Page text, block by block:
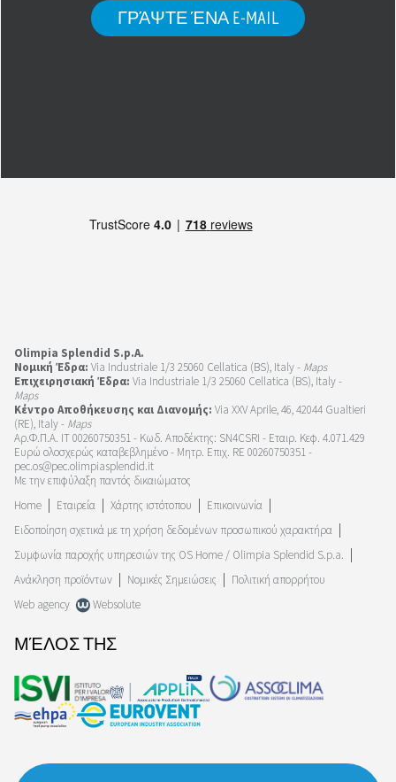
ΓΡΆΨΤΕ ΈΝΑ E-MAIL
Olimpia Splendid S.p.A.
Νομική Έδρα: Via Industriale 1/3 25060 Cellatica (BS), Italy - Maps
Επιχειρησιακή Έδρα: Via Industriale 1/3 25060 Cellatica (BS), Italy -
Maps
Κέντρο Αποθήκευσης και Διανομής: Via XXV Aprile, 46, 42044 Gualtieri
(RE), Italy - Maps
Αρ.Φ.Π.Α. IT 00260750351 - Κωδ. Αποδέκτης: SN4CSRI - Εταιρ. Κεφ. 4.071.429
Ευρώ ολοσχερώς καταβεβλημένο - Μητρ. Επιχ. RE 00260750351 -
pec.os@pec.olimpiasplendid.it
Με την επιφύλαξη παντός δικαιώματος
Home
Εταιρεία Χάρτης ιστότοπου
Επικοινωνία
Ειδοποίηση σχετικά με τη χρήση δεδομένων προσωπικού χαρακτήρα
Συμφωνία παροχής υπηρεσιών της OS Home / Olimpia Splendid S.p.a.
Ανάκληση προϊόντων
Νομικές Σημειώσεις
Πολιτική απορρήτου
Web agency
Websolute
ΜΈΛΟΣ ΤΗΣ